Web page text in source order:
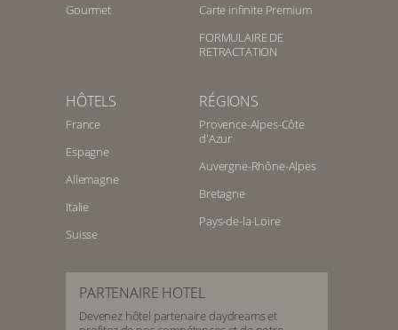
Gourmet
Carte infinite Premium
FORMULAIRE DE
RETRACTATION
HÔTELS
France
Espagne
Allemagne
Italie
Suisse
RÉGIONS
Provence-Alpes-Côte
d'Azur
Auvergne-Rhône-Alpes
Bretagne
Pays-de-la-Loire
PARTENAIRE HOTEL
Devenez hôtel partenaire daydreams et